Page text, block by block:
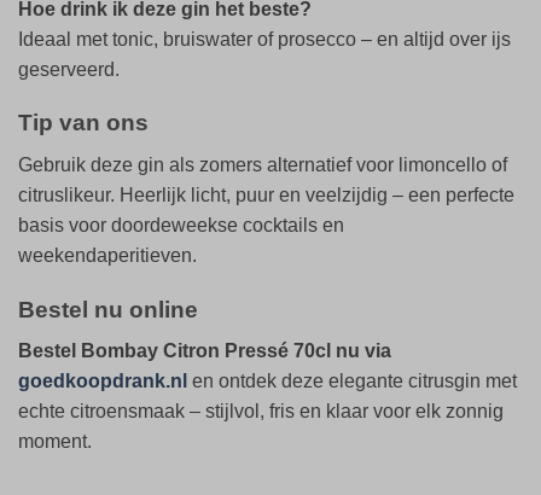
Hoe drink ik deze gin het beste?
Ideaal met tonic, bruiswater of prosecco – en altijd over ijs
geserveerd.
Tip van ons
Gebruik deze gin als zomers alternatief voor limoncello of
citruslikeur. Heerlijk licht, puur en veelzijdig – een perfecte
basis voor doordeweekse cocktails en
weekendaperitieven.
Bestel nu online
Bestel Bombay Citron Pressé 70cl nu via
goedkoopdrank.nl en ontdek deze elegante citrusgin met
echte citroensmaak – stijlvol, fris en klaar voor elk zonnig
moment.